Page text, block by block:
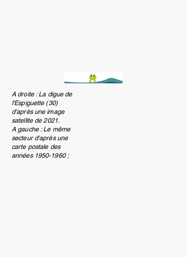
A droite : La digue de
l'Espiguette (30)
d'après une image
satellite de 2021.
A gauche : Le même
secteur d'après une
carte postale des
années 1950-1960;